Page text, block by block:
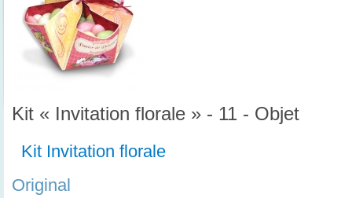
Kit « Invitation florale » - 11 - Objet
Kit Invitation florale
Original